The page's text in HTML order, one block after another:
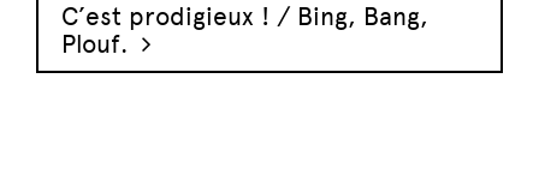
C’est prodigieux ! / Bing, Bang,
Plouf.